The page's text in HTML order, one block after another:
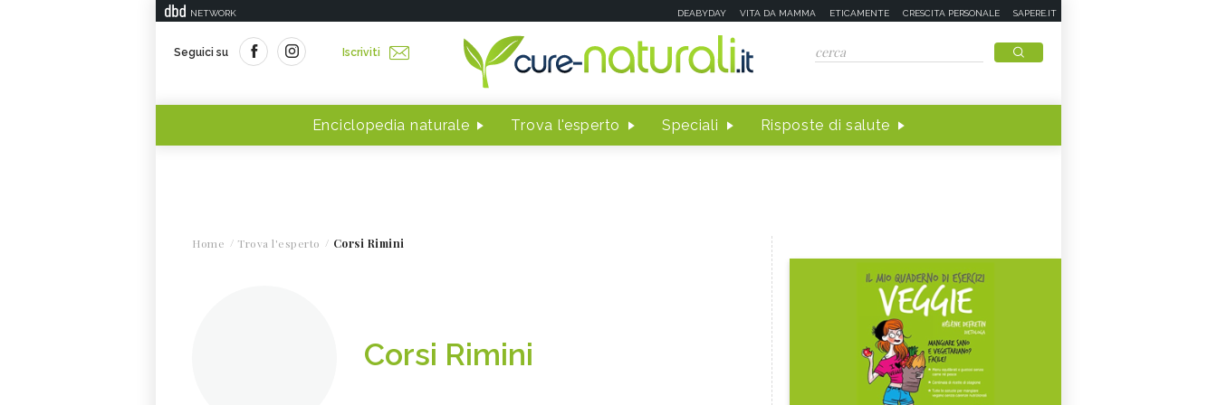
NETWORK DEABYDAY VITA DA MAMMA ETICAMENTE CRESCITA PERSONALE SAPERE.IT
Seguici su Iscriviti
Enciclopedia naturale Trova l'esperto Speciali Risposte di salute
Home Trova l'esperto Corsi Rimini
Corsi Rimini